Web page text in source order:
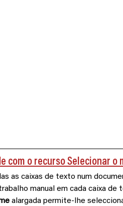
com o recurso Selecionar o
as caixas de texto num
manual em cada caixa
alargada permite-lhe